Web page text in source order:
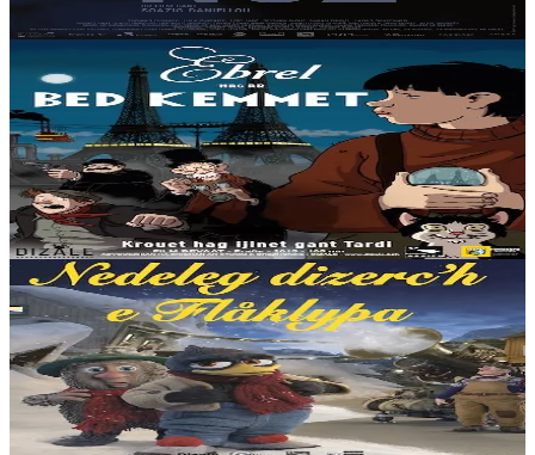
En stock15,00 €
Dizale
Avril et le monde truqué
1941. Le monde est radicalement différent de celui décrit par
l’Histoire habituelle. Napoléon V règne sur la France, où, comme
partout sur le globe, depuis 70...
En stock15,00 €
6 ans et plus
Dizale
De la neige pour Noël
C’est bientôt Noël à Flåklypa. Comme tous les habitants, Solan et
Ludvig attendent la neige. Hélas, elle ne tombe pas... Leur ami
Réodor décide alors de...